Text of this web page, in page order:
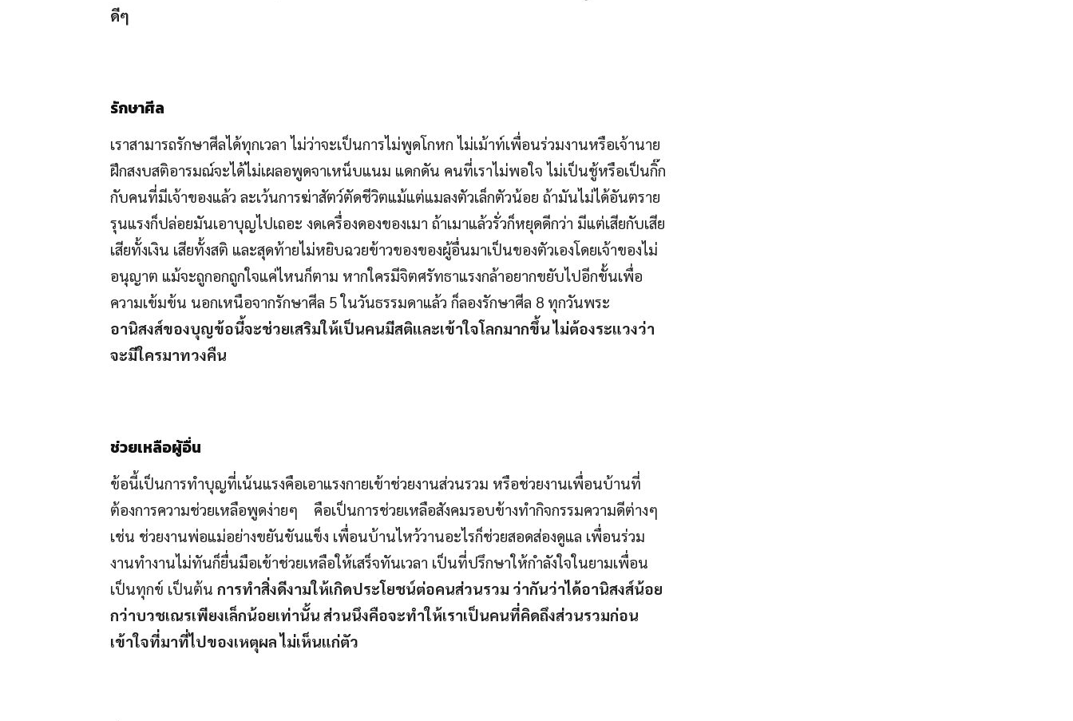
ดีๆ
รักษาศีล
เราสามารถรักษาศีลได้ทุกเวลา ไม่ว่าจะเป็นการไม่พูดโกหก ไม่เม้าท์เพื่อนร่วมงานหรือเจ้านาย
ฝึกสงบสติอารมณ์จะได้ไม่เผลอพูดจาเหน็บแนม แดกดัน คนที่เราไม่พอใจ ไม่เป็นชู้หรือเป็นกิ๊ก
กับคนที่มีเจ้าของแล้ว ละเว้นการฆ่าสัตว์ตัดชีวิตแม้แต่แมลงตัวเล็กตัวน้อย ถ้ามันไม่ได้อันตราย
รุนแรงก็ปล่อยมันเอาบุญไปเถอะ งดเครื่องดองของเมา ถ้าเมาแล้วรั่วก็หยุดดีกว่า มีแต่เสียกับเสีย
เสียทั้งเงิน เสียทั้งสติ และสุดท้ายไม่หยิบฉวยข้าวของของผู้อื่นมาเป็นของตัวเองโดยเจ้าของไม่
อนุญาต แม้จะถูกอกถูกใจแค่ไหนก็ตาม หากใครมีจิตศรัทธาแรงกล้าอยากขยับไปอีกขั้นเพื่อ
ความเข้มข้น นอกเหนือจากรักษาศีล 5 ในวันธรรมดาแล้ว ก็ลองรักษาศีล 8 ทุกวันพระ
อานิสงส์ของบุญข้อนี้จะช่วยเสริมให้เป็นคนมีสติและเข้าใจโลกมากขึ้น ไม่ต้องระแวงว่า
จะมีใครมาทวงคืน
ช่วยเหลือผู้อื่น
ข้อนี้เป็นการทำบุญที่เน้นแรงคือเอาแรงกายเข้าช่วยงานส่วนรวม หรือช่วยงานเพื่อนบ้านที่
ต้องการความช่วยเหลือพูดง่ายๆ คือเป็นการช่วยเหลือสังคมรอบข้างทำกิจกรรมความดีต่างๆ
เช่น ช่วยงานพ่อแม่อย่างขยันขันแข็ง เพื่อนบ้านไหว้วานอะไรก็ช่วยสอดส่องดูแล เพื่อนร่วม
งานทำงานไม่ทันก็ยื่นมือเข้าช่วยเหลือให้เสร็จทันเวลา เป็นที่ปรึกษาให้กำลังใจในยามเพื่อน
เป็นทุกข์ เป็นต้น การทำสิ่งดีงามให้เกิดประโยชน์ต่อคนส่วนรวม ว่ากันว่าได้อานิสงส์น้อย
กว่าบวชเณรเพียงเล็กน้อยเท่านั้น ส่วนนึงคือจะทำให้เราเป็นคนที่คิดถึงส่วนรวมก่อน
เข้าใจที่มาที่ไปของเหตุผล ไม่เห็นแก่ตัว